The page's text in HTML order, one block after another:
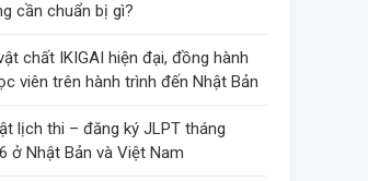
cần chuẩn bị gì?
chất IKIGAI hiện đại, đồng hành
viên trên hành trình đến Nhật Bản
lịch thi – đăng ký JLPT tháng
ở Nhật Bản và Việt Nam